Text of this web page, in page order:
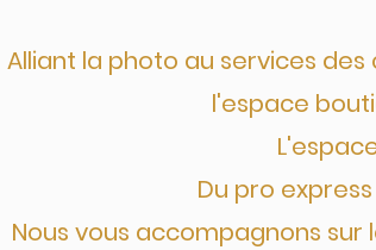
Alliant la photo au services
l'espace
Du pro
Nous vous accompagnons